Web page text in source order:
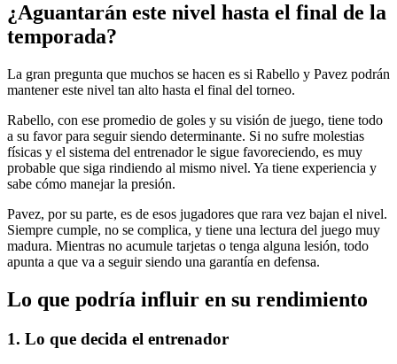
¿Aguantarán este nivel hasta el final de la
temporada?
La gran pregunta que muchos se hacen es si Rabello y Pavez podrán
mantener este nivel tan alto hasta el final del torneo.
Rabello, con ese promedio de goles y su visión de juego, tiene todo
a su favor para seguir siendo determinante. Si no sufre molestias
físicas y el sistema del entrenador le sigue favoreciendo, es muy
probable que siga rindiendo al mismo nivel. Ya tiene experiencia y
sabe cómo manejar la presión.
Pavez, por su parte, es de esos jugadores que rara vez bajan el nivel.
Siempre cumple, no se complica, y tiene una lectura del juego muy
madura. Mientras no acumule tarjetas o tenga alguna lesión, todo
apunta a que va a seguir siendo una garantía en defensa.
Lo que podría influir en su rendimiento
1. Lo que decida el entrenador